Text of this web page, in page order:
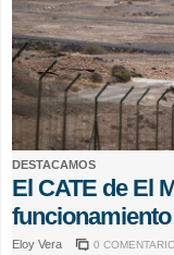
DESTACAMOS
El CATE de El
Eloy Vera 0